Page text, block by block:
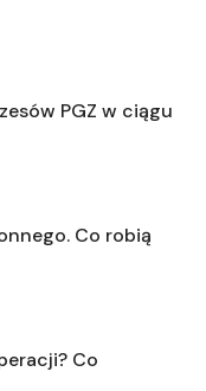
PGZ w ciągu
Co robią
Co